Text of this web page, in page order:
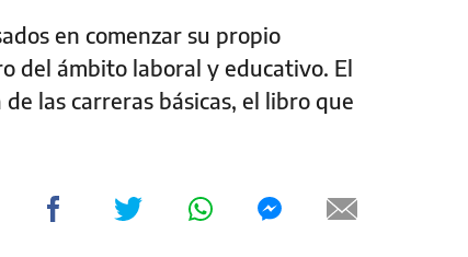
en comenzar su propio
del ámbito laboral y educativo. El
las carreras básicas, el libro que